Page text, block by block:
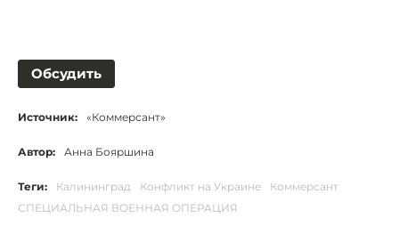
Обсудить
Источник: «Коммерсант»
Автор: Анна Бояршина
Теги: Калининград Конфликт на Украине
Коммерсант
СПЕЦИАЛЬНАЯ ВОЕННАЯ ОПЕРАЦИЯ